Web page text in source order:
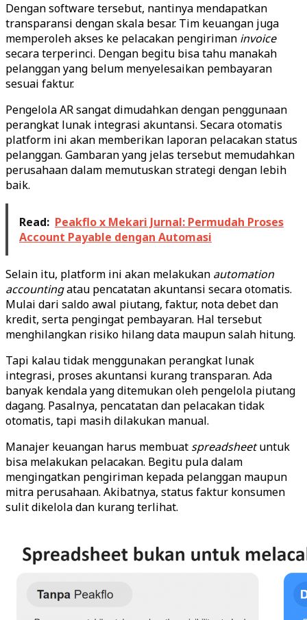
Dengan software tersebut, nantinya mendapatkan
transparansi dengan skala besar. Tim keuangan juga
memperoleh akses ke pelacakan pengiriman invoice
secara terperinci. Dengan begitu bisa tahu manakah
pelanggan yang belum menyelesaikan pembayaran
sesuai faktur.
Pengelola AR sangat dimudahkan dengan penggunaan
perangkat lunak integrasi akuntansi. Secara otomatis
platform ini akan memberikan laporan pelacakan status
pelanggan. Gambaran yang jelas tersebut memudahkan
perusahaan dalam memutuskan strategi dengan lebih
baik.
Read: Peakflo x Mekari Jurnal: Permudah Proses
Account Payable dengan Automasi
Selain itu, platform ini akan melakukan automation
accountingatau pencatatan akuntansi secara otomatis.
Mulai dari saldo awal piutang, faktur, nota debet dan
kredit, serta pengingat pembayaran. Hal tersebut
menghilangkan risiko hilang data maupun salah hitung.
Tapi kalau tidak menggunakan perangkat lunak
integrasi, proses akuntansi kurang transparan. Ada
banyak kendala yang ditemukan oleh pengelola piutang
dagang. Pasalnya, pencatatan dan pelacakan tidak
otomatis, tapi masih dilakukan manual.
Manajer keuangan harus membuat spreadsheetuntuk
bisa melakukan pelacakan. Begitu pula dalam
mengingatkan pengiriman kepada pelanggan maupun
mitra perusahaan. Akibatnya, status faktur konsumen
sulit dikelola dan kurang terlihat.